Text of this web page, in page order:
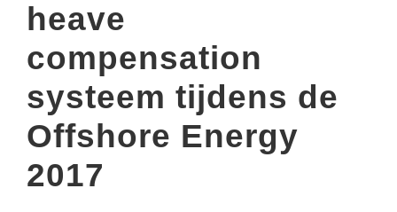
heave
compensation
systeem tijdens de
Offshore Energy
2017